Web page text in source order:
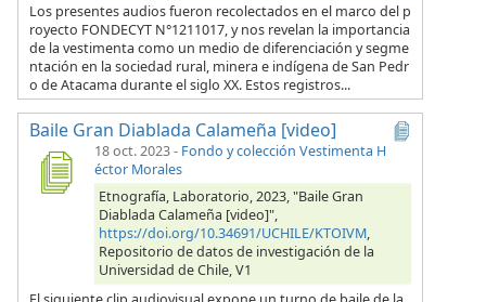
Los presentes audios fueron recolectados en el marco del p
royecto FONDECYT N°1211017, y nos revelan la importancia
de la vestimenta como un medio de diferenciación y segme
ntación en la sociedad rural, minera e indígena de San Pedr
o de Atacama durante el siglo XX. Estos registros...
Baile Gran Diablada Calameña [video]
18 oct. 2023- Fondo y colección Vestimenta H
éctor Morales
Etnografía, Laboratorio, 2023, "Baile Gran
Diablada Calameña [video]",
https://doi.org/10.34691/UCHILE/KTOIVM,
Repositorio de datos de investigación de la
Universidad de Chile, V1